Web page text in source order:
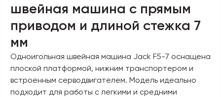
швейная машина с прямым
приводом и длиной стежка 7
мм
Одноигольная швейная машина Jack F5-7 оснащена
плоской платформой, нижним транспортером и
встроенным серводвигателем. Модель идеально
подходит для работы с легкими и средними